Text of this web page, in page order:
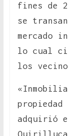
fines de
se
mercado
lo cual
los
adquirió